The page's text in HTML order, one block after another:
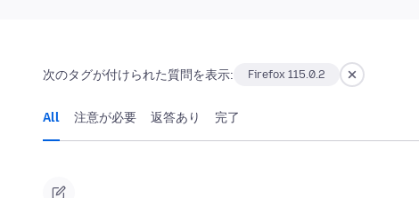
次のタグが付けられた質問を表示: Firefox 115.0.2
All 注意が必要 返答あり 完了